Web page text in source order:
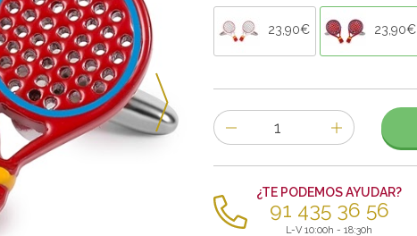
23,90€ 23,90€
Número
de
artículos
¿TE PODEMOS AYUDAR?
91 435 36 56
L-V 10:00h - 18:30h